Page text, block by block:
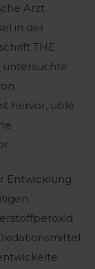
Arzt
in der
THE
untersuchte
hervor, üble
Entwicklung